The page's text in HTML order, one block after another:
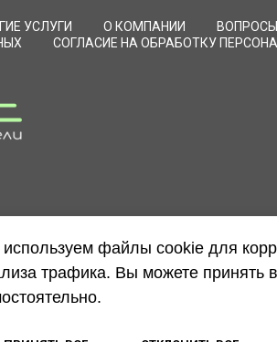
УСЛУГИ О КОМПАНИИ
СОГЛАСИЕ НА ОБРАБОТКУ
файлы cookie для
трафика. Вы можете принять